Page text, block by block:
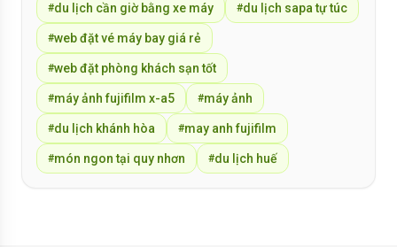
#du lịch cần giờ bằng xe máy #du lịch sapa tự túc
#web đặt vé máy bay giá rẻ
#web đặt phòng khách sạn tốt
#máy ảnh fujifilm x-a5 #máy ảnh
#du lịch khánh hòa #may anh fujifilm
#món ngon tại quy nhơn #du lịch huế